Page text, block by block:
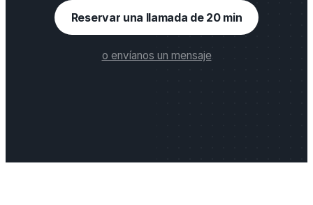
Reservar una llamada de 20 min
o envíanos un mensaje